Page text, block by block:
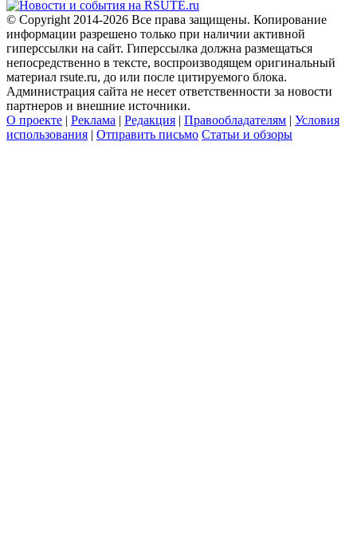
© Copyright 2014-2026 Все права защищены. Копирование
информации разрешено только при наличии активной
гиперссылки на сайт. Гиперссылка должна размещаться
непосредственно в тексте, воспроизводящем оригинальный
материал rsute.ru, до или после цитируемого блока.
Администрация сайта не несет ответственности за новости
партнеров и внешние источники.
О проекте | Реклама | Редакция | Правообладателям | Условия
использования | Отправить письмо Статьи и обзоры